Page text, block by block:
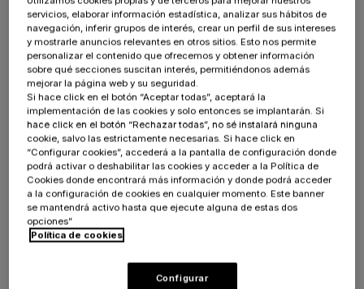
Nuestra experiencia en el desarrollo de
múltiples ecommerce y como agencia de
ecommerce marketing, nos ha permitido
definir un proceso para diseñar estrategias de
experiencias de usuario efectivas.
Cómo trabajamos
definiendo cómo queremos
servicios, elaborar información estadística, analizar sus hábitos de
navegación, inferir grupos de interés, crear un perfil de sus intereses
y mostrarle anuncios relevantes en otros sitios. Esto nos permite
personalizar el contenido que ofrecemos y obtener información
sobre qué secciones suscitan interés, permitiéndonos además
mejorar la página web y su seguridad.
Si hace click en el botón “Aceptar todas”, aceptará la
implementación de las cookies y solo entonces se implantarán. Si
hace click en el botón “Rechazar todas”, no sé instalará ninguna
cookie, salvo las estrictamente necesarias. Si hace click en
“Configurar cookies”, accederá a la pantalla de configuración donde
podrá activar o deshabilitar las cookies y acceder a la Política de
Cookies donde encontrará más información y donde podrá acceder
a la configuración de cookies en cualquier momento. Este banner
se mantendrá activo hasta que ejecute alguna de estas dos
opciones”
Política de cookies
Configurar